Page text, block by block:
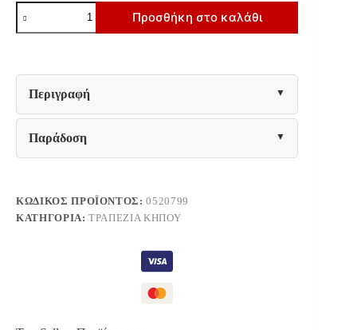
ΤΡΑΠΕΖΙ
ΑΛΟΥΜΙΝΙΟΥ
TABER
HM5132.11
ΛΕΥΚΟ
160x92x72Υ
ποσότητα
Προσθήκη στο καλάθι
Περιγραφή
Παράδοση
ΚΩΔΙΚΌΣ ΠΡΟΪΌΝΤΟΣ:0520799
ΚΑΤΗΓΟΡΊΑ:ΤΡΑΠΈΖΙΑ ΚΉΠΟΥ